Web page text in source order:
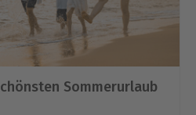
Sommerurlaub